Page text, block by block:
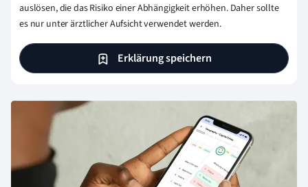
auslösen, die das Risiko einer Abhängigkeit erhöhen. Daher sollte
es nur unter ärztlicher Aufsicht verwendet werden.
Erklärung speichern